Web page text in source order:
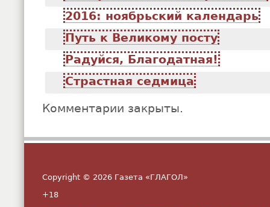
2016: ноябрьский календарь
Путь к Великому посту
Радуйся, Благодатная!
Страстная седмица
Комментарии закрыты.
Copyright © 2026 Газета «ГЛАГОЛ»
+18